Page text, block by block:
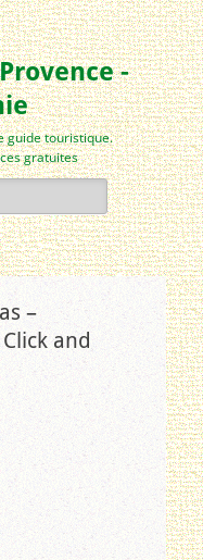
-
guide touristique.
gratuites
–
and